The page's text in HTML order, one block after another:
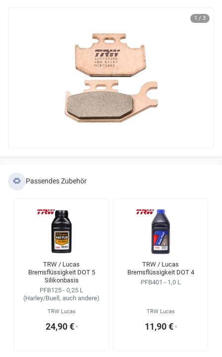
1 / 3
Passendes Zubehör
TRW / Lucas
Bremsflüssigkeit DOT 5
Silikonbasis
PFB125 - 0,25 L
(Harley/Buell, auch andere)
TRW Lucas
24,90 € ¹
TRW / Lucas
Bremsflüssigkeit DOT 4
PFB401 - 1,0 L
TRW Lucas
11,90 € ¹